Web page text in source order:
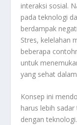
interaksi sosial.
pada teknologi
berdampak
Stres, kelelahan
beberapa
untuk
yang sehat
Konsep ini
harus lebih
dengan